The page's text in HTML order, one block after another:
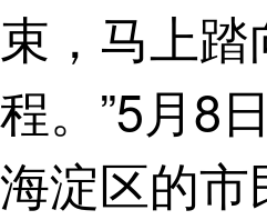
束，马上踏
程。”5月8
海淀区的市